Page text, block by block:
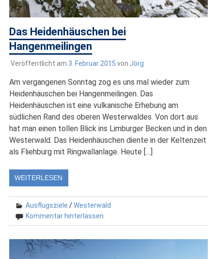
Das Heidenhäuschen bei
Hangenmeilingen
Veröffentlicht am 3. Februar 2015 von Jörg
Am vergangenen Sonntag zog es uns mal wieder zum
Heidenhäuschen bei Hangenmeilingen. Das
Heidenhäuschen ist eine vulkanische Erhebung am
südlichen Rand des oberen Westerwaldes. Von dort aus
hat man einen tollen Blick ins Limburger Becken und in den
Westerwald. Das Heidenhäuschen diente in der Keltenzeit
als Fliehburg mit Ringwallanlage. Heute […]
WEITERLESEN
Ausflugsziele /Westerwald
Kommentar hinterlassen